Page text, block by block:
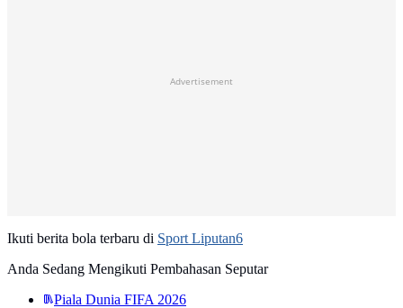
Advertisement
Ikuti berita bola terbaru di Sport Liputan6
Anda Sedang Mengikuti Pembahasan Seputar
Piala Dunia FIFA 2026